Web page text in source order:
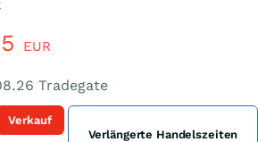
EUR
Tradegate
Verkauf
Verlängerte Handelszeiten